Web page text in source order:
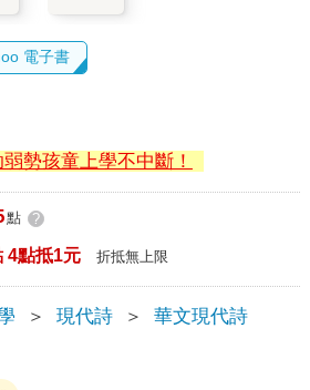
電子書
勢孩童上學不中斷！
點 ?
4點抵1元 折抵無上限
＞ 現代詩 ＞ 華文現代詩